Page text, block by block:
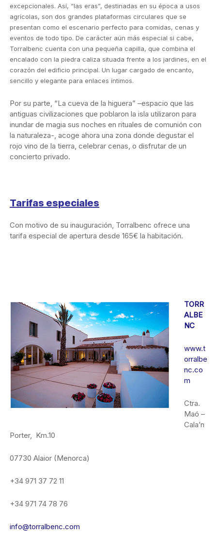
excepcionales. Así, “las eras”, destinadas en su época a usos
agrícolas, son dos grandes plataformas circulares que se
presentan como el escenario perfecto para comidas, cenas y
eventos de todo tipo. De carácter aún más especial si cabe,
Torralbenc cuenta con una pequeña capilla, que combina el
encalado con la piedra caliza situada frente a los jardines, en el
corazón del edificio principal. Un lugar cargado de encanto,
sencillo y elegante para enlaces íntimos.
Por su parte, “La cueva de la higuera” –espacio que las
antiguas civilizaciones que poblaron la isla utilizaron para
inundar de magia sus noches en rituales de comunión con
la naturaleza-, acoge ahora una zona donde degustar el
rojo vino de la tierra, celebrar cenas, o disfrutar de un
concierto privado.
Tarifas especiales
Con motivo de su inauguración, Torralbenc ofrece una
tarifa especial de apertura desde 165€ la habitación.
TORR
ALBE
NC
www.t
orralbe
nc.co
m
Ctra.
Maó –
Cala’n
Porter, Km.10
07730 Alaior (Menorca)
+34 971 37 72 11
+34 971 74 78 76
info@torralbenc.com